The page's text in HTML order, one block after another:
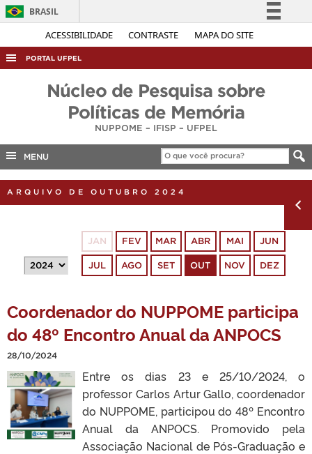
ACESSIBILIDADE CONTRASTE MAPA DO SITE
BRASIL
Simplifique!
Acesso à informação
Legislação
PORTAL UFPEL
ACESSO À INFORMAÇÃO
CONCURSOS
Núcleo de Pesquisa sobre
Políticas de Memória
NUPPOME – IFISP – UFPEL
MENU
ARQUIVO DE OUTUBRO 2024
JAN FEV MAR ABR MAI JUN
JUL AGO SET OUT NOV DEZ
Coordenador do NUPPOME participa
do 48º Encontro Anual da ANPOCS
28/10/2024
Entre os dias 23 e 25/10/2024, o
professor Carlos Artur Gallo, coordenador
do NUPPOME, participou do 48º Encontro
Anual da ANPOCS. Promovido pela
Associação Nacional de Pós-Graduação e